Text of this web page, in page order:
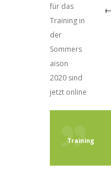
für das
Training in
der
Sommers
aison
2020 sind
jetzt online
Training